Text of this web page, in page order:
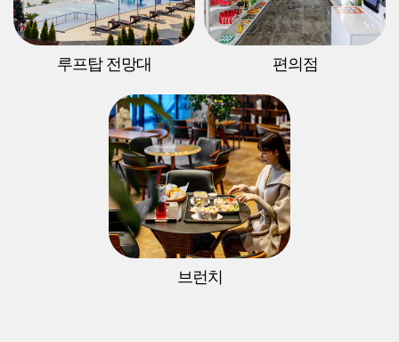
루프탑 전망대 편의점
브런치